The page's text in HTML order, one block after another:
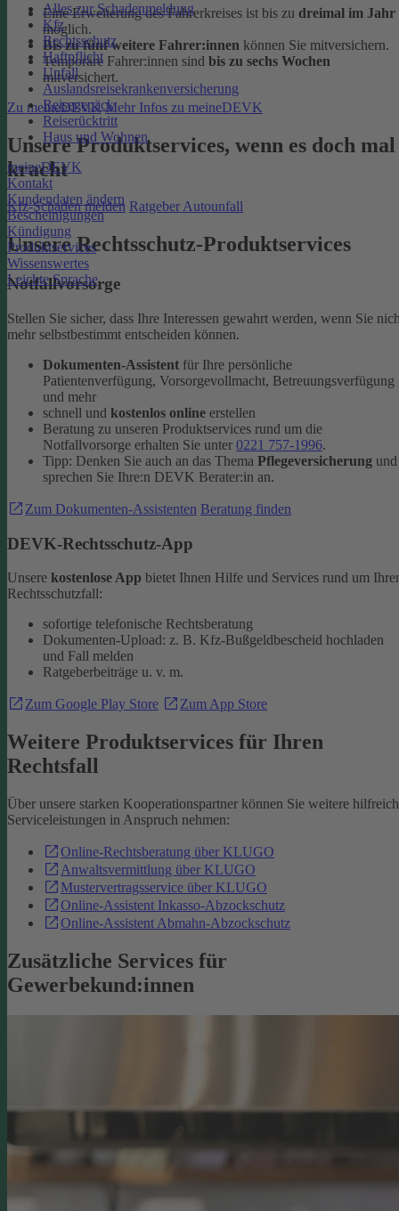
Alles zur Schadenmeldung
Kfz
Rechtsschutz
Haftpflicht
Unfall
Auslandsreisekrankenversicherung
Reisegepäck
Reiserücktritt
Haus und Wohnen
meineDEVK
Kontakt
Kundendaten ändern
Bescheinigungen
Kündigung
Produktservices
Wissenswertes
Leichte Sprache
Eine Erweiterung des Fahrerkreises ist bis zu dreimal im Jahr
möglich.
Bis zu fünf weitere Fahrer:innen können Sie mitversichern.
Temporäre Fahrer:innen sind bis zu sechs Wochen
mitversichert.
Zu meineDEVK Mehr Infos zu meineDEVK
Unsere Produktservices, wenn es doch mal
kracht
Kfz-Schaden melden Ratgeber Autounfall
Unsere Rechtsschutz-Produktservices
Notfallvorsorge
Stellen Sie sicher, dass Ihre Interessen gewahrt werden, wenn Sie
mehr selbstbestimmt entscheiden können.
Dokumenten-Assistent für Ihre persönliche
Patientenverfügung, Vorsorgevollmacht, Betreuungsverfügung
und mehr
schnell und kostenlos online erstellen
Beratung zu unseren Produktservices rund um die
Notfallvorsorge erhalten Sie unter 0221 757-1996.
Tipp: Denken Sie auch an das Thema Pflegeversicherung und
sprechen Sie Ihre:n DEVK Berater:in an.
Zum Dokumenten-Assistenten Beratung finden
DEVK-Rechtsschutz-App
Unsere kostenlose App bietet Ihnen Hilfe und Services rund um
Rechtsschutzfall:
sofortige telefonische Rechtsberatung
Dokumenten-Upload: z. B. Kfz-Bußgeldbescheid hochladen
und Fall melden
Ratgeberbeiträge u. v. m.
Zum Google Play Store Zum App Store
Weitere Produktservices für Ihren
Rechtsfall
Über unsere starken Kooperationspartner können Sie weitere
Serviceleistungen in Anspruch nehmen:
Online-Rechtsberatung über KLUGO
Anwaltsvermittlung über KLUGO
Mustervertragsservice über KLUGO
Online-Assistent Inkasso-Abzockschutz
Online-Assistent Abmahn-Abzockschutz
Zusätzliche Services für
Gewerbekund:innen